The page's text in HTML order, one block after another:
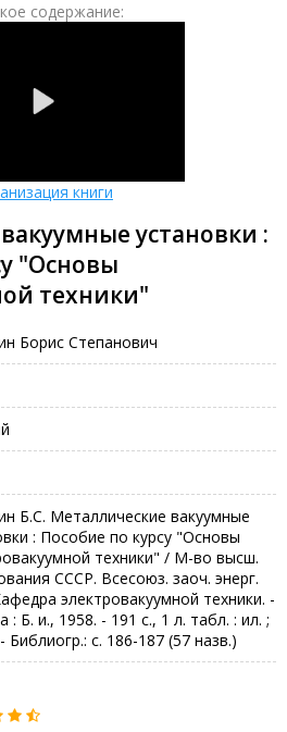
содержание:
книги
установки :
"Основы
техники"
Борис Степанович
Б.С. Металлические вакуумные
: Пособие по курсу "Основы
техники" / М-во высш.
СССР. Всесоюз. заоч. энерг.
электровакуумной техники. -
: Б. и., 1958. - 191 с., 1 л. табл. : ил. ;
Библиогр.: с. 186-187 (57 назв.)